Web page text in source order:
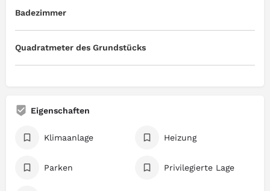
Badezimmer
Quadratmeter des Grundstücks
Eigenschaften
Klimaanlage Heizung
Parken Privilegierte Lage